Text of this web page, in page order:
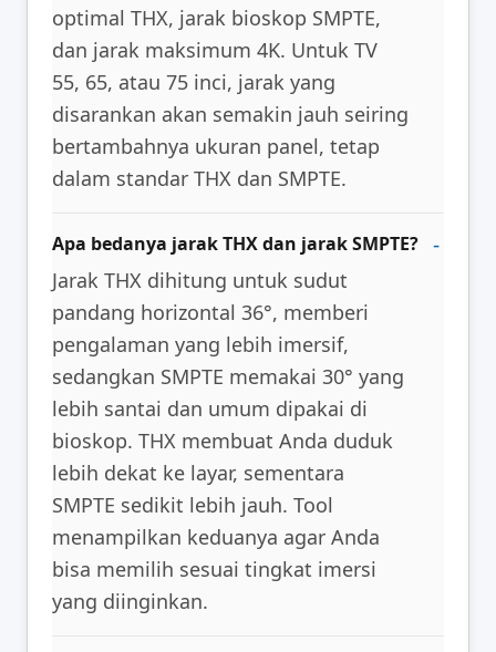
optimal THX, jarak bioskop SMPTE,
dan jarak maksimum 4K. Untuk TV
55, 65, atau 75 inci, jarak yang
disarankan akan semakin jauh seiring
bertambahnya ukuran panel, tetap
dalam standar THX dan SMPTE.
Apa bedanya jarak THX dan jarak SMPTE?
Jarak THX dihitung untuk sudut
pandang horizontal 36°, memberi
pengalaman yang lebih imersif,
sedangkan SMPTE memakai 30° yang
lebih santai dan umum dipakai di
bioskop. THX membuat Anda duduk
lebih dekat ke layar, sementara
SMPTE sedikit lebih jauh. Tool
menampilkan keduanya agar Anda
bisa memilih sesuai tingkat imersi
yang diinginkan.